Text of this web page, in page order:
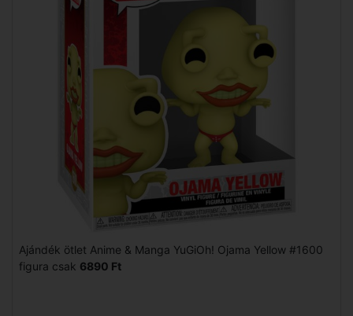
Ajándék ötlet Anime & Manga YuGiOh! Ojama Yellow #1600
figura csak 6890 Ft